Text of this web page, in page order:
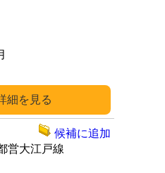
細
営大江戸線
候補に追加